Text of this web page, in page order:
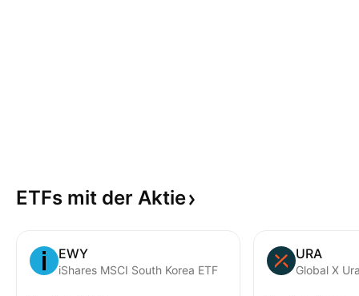
ETFs mit der Aktie
EWY
iShares MSCI South Korea ETF
URA
Global X